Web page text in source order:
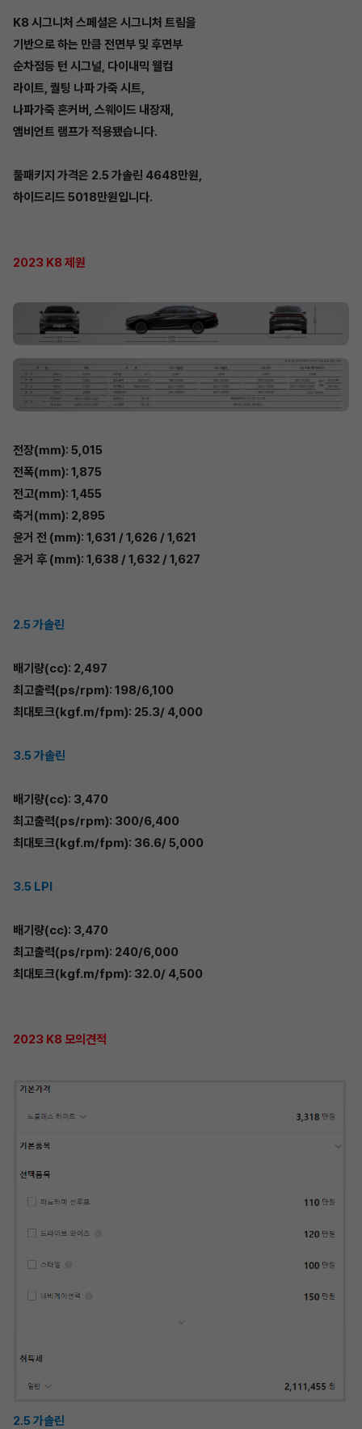
K8 시그니처 스페셜은 시그니처 트림을
기반으로 하는 만큼 전면부 및 후면부
순차점등 턴 시그널, 다이내믹 웰컴
라이트, 퀄팅 나파 가죽 시트,
나파가죽 혼커버, 스웨이드 내장재,
앰비언트 램프가 적용됐습니다.
풀패키지 가격은 2.5 가솔린 4648만원,
하이드리드 5018만원입니다.
2023 K8 제원
전장(mm): 5,015
전폭(mm): 1,875
전고(mm): 1,455
축거(mm): 2,895
윤거 전 (mm): 1,631 / 1,626 / 1,621
윤거 후 (mm): 1,638 / 1,632 / 1,627
2.5 가솔린
배기량(cc): 2,497
최고출력(ps/rpm): 198/6,100
최대토크(kgf.m/fpm): 25.3/ 4,000
3.5 가솔린
배기량(cc): 3,470
최고출력(ps/rpm): 300/6,400
최대토크(kgf.m/fpm): 36.6/ 5,000
3.5 LPI
배기량(cc): 3,470
최고출력(ps/rpm): 240/6,000
최대토크(kgf.m/fpm): 32.0/ 4,500
2023 K8 모의견적
2.5 가솔린